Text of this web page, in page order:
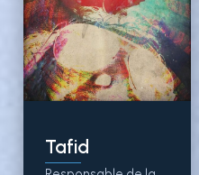
Tafid